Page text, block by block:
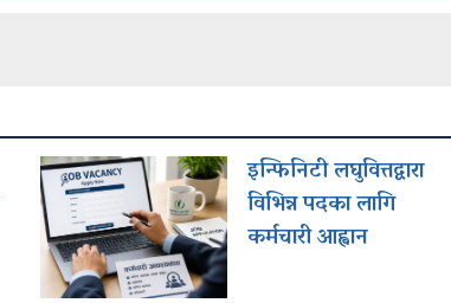
इन्फिनिटी लघुवित्तद्वारा
विभिन्न पदका लागि
कर्मचारी आह्वान